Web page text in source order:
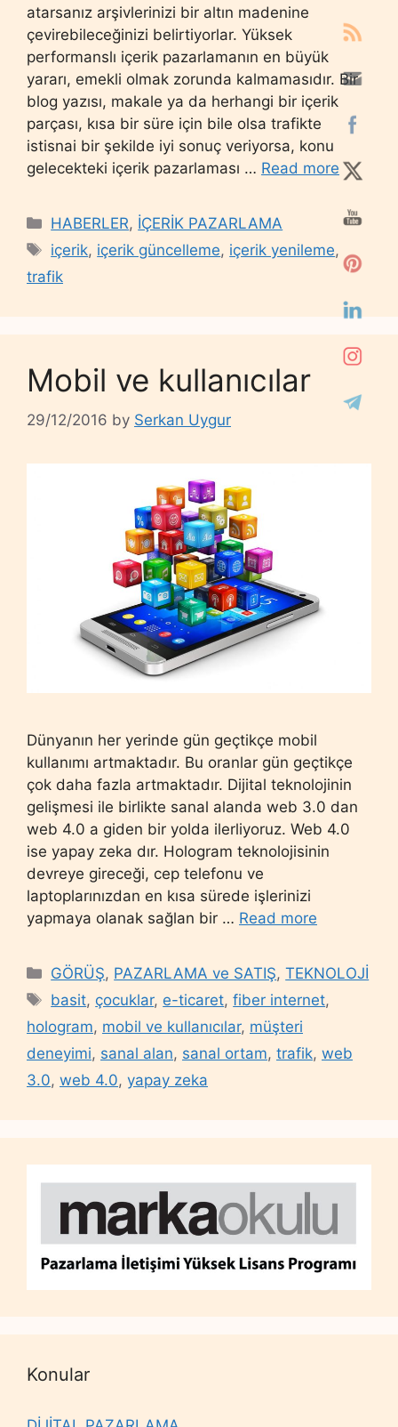
atarsanız arşivlerinizi bir altın madenine
çevirebileceğinizi belirtiyorlar. Yüksek
performanslı içerik pazarlamanın en büyük
yararı, emekli olmak zorunda kalmamasıdır. Bir
blog yazısı, makale ya da herhangi bir içerik
parçası, kısa bir süre için bile olsa trafikte
istisnai bir şekilde iyi sonuç veriyorsa, konu
gelecekteki içerik pazarlaması … Read more
Categories
HABERLER, İÇERİK PAZARLAMA
Tags
içerik, içerik güncelleme, içerik yenileme,
trafik
Mobil ve kullanıcılar
29/12/2016 by Serkan Uygur
Dünyanın her yerinde gün geçtikçe mobil
kullanımı artmaktadır. Bu oranlar gün geçtikçe
çok daha fazla artmaktadır. Dijital teknolojinin
gelişmesi ile birlikte sanal alanda web 3.0 dan
web 4.0 a giden bir yolda ilerliyoruz. Web 4.0
ise yapay zeka dır. Hologram teknolojisinin
devreye gireceği, cep telefonu ve
laptoplarınızdan en kısa sürede işlerinizi
yapmaya olanak sağlan bir … Read more
Categories
GÖRÜŞ, PAZARLAMA ve SATIŞ,TEKNOLOJİ
Tags
basit, çocuklar, e-ticaret,fiber internet,
hologram, mobil ve kullanıcılar, müşteri
deneyimi, sanal alan, sanal ortam, trafik, web
3.0, web 4.0, yapay zeka
Konular